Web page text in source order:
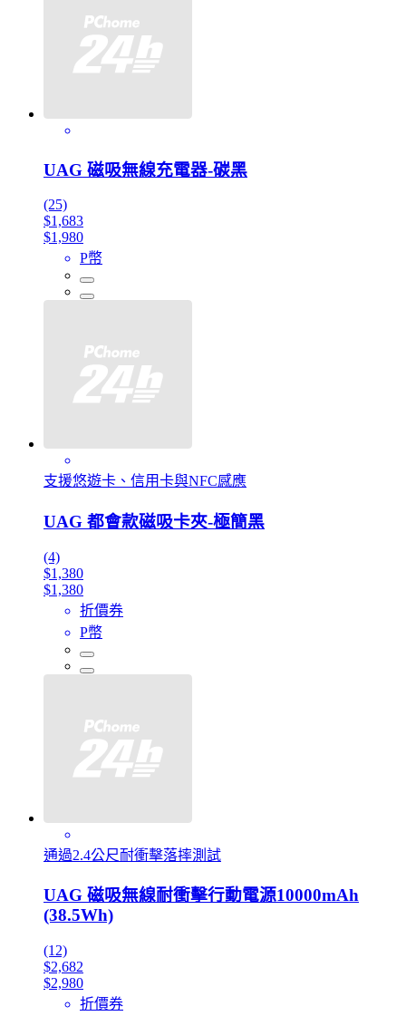
UAG 磁吸無線充電器-碳黑
(25)
$1,683
$1,980
P幣
支援悠遊卡、信用卡與NFC感應
UAG 都會款磁吸卡夾-極簡黑
(4)
$1,380
$1,380
折價券
P幣
通過2.4公尺耐衝擊落摔測試
UAG 磁吸無線耐衝擊行動電源10000mAh
(38.5Wh)
(12)
$2,682
$2,980
折價券